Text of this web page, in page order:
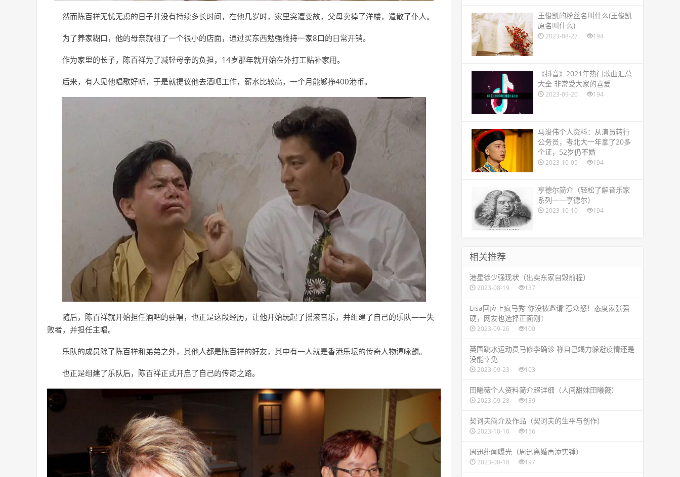
然而陈百祥无忧无虑的日子并没有持续多长时间，在他几岁时，家里突遭变故，父母卖掉了洋楼，遣散了仆人。
为了养家糊口，他的母亲就租了一个很小的店面，通过买东西勉强维持一家8口的日常开销。
作为家里的长子，陈百祥为了减轻母亲的负担，14岁那年就开始在外打工贴补家用。
后来，有人见他唱歌好听，于是就提议他去酒吧工作，薪水比较高，一个月能够挣400港币。
随后，陈百祥就开始担任酒吧的驻唱，也正是这段经历，让他开始玩起了摇滚音乐，并组建了自己的乐队——失
败者，并担任主唱。
乐队的成员除了陈百祥和弟弟之外，其他人都是陈百祥的好友，其中有一人就是香港乐坛的传奇人物谭咏麟。
也正是组建了乐队后，陈百祥正式开启了自己的传奇之路。
​王俊凯的粉丝名叫什么(王俊凯
原名叫什么)
2023-08-27 194
​《抖音》2021年热门歌曲汇总
大全 非常受大家的喜爱
2023-09-20 194
​马浚伟个人资料：从演员转行
公务员，考北大一年拿了20多
个证，52岁仍不婚
2023-10-05 194
​亨德尔简介（轻松了解音乐家
系列——亨德尔）
2023-10-10 194
相关推荐
​港星徐少强现状（出卖东家自毁前程）
2023-08-19 137
​Lisa回应上疯马秀“你没被邀请”惹众怒！态度嚣张强
硬，网友也选择正面刚！
2023-09-26 100
​英国跳水运动员马修李确诊 称自己竭力躲避疫情还是
没能幸免
2023-09-23 103
​田曦薇个人资料简介超详细（人间甜妹田曦薇）
2023-09-28 139
​契诃夫简介及作品（契诃夫的生平与创作）
2023-10-10 156
​周迅绯闻曝光（周迅离婚再添实锤）
2023-08-18 197